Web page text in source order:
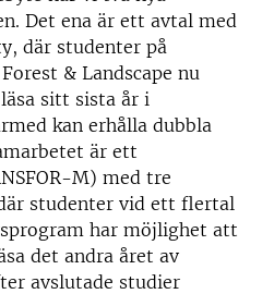
Det ena är ett avtal med
där studenter på
& Landscape nu
sitt sista år i
kan erhålla dubbla
är ett
M) med tre
studenter vid ett flertal
har möjlighet att
det andra året av
avslutade studier